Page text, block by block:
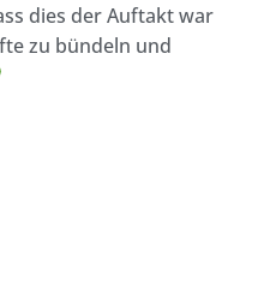
dies der Auftakt war
zu bündeln und